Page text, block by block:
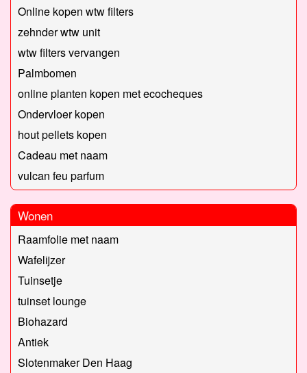
Online kopen wtw filters
zehnder wtw unit
wtw filters vervangen
Palmbomen
online planten kopen met ecocheques
Ondervloer kopen
hout pellets kopen
Cadeau met naam
vulcan feu parfum
Wonen
Raamfolie met naam
Wafelijzer
Tuinsetje
tuinset lounge
Biohazard
Antiek
Slotenmaker Den Haag